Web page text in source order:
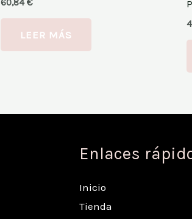
60,84€
LEER MÁS
Enlaces
Inicio
Tienda